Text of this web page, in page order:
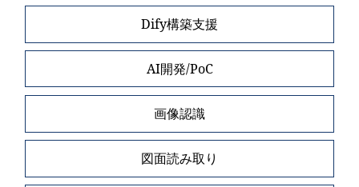
Dify構築支援
AI開発/PoC
画像認識
図面読み取り